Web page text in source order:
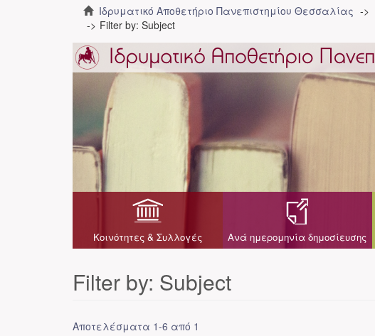
Ιδρυματικό Αποθετήριο Πανεπιστημίου Θεσσαλίας
Filter by: Subject
Κοινότητες & Συλλογές Ανά ημερομηνία δημοσίευσης
Filter by: Subject
Αποτελέσματα 1-6 από 1